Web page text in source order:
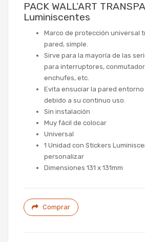
PACK WALL’ART
Luminiscentes
Marco de protección universal
pared, simple.
Sirve para la mayoría de las
para interruptores,
enchufes, etc.
Evita ensuciar la pared entorno
debido a su continuo uso.
Sin instalación
Muy fácil de colocar
Universal
1 Unidad con Stickers
personalizar
Dimensiones 131 x 131mm
Comprar